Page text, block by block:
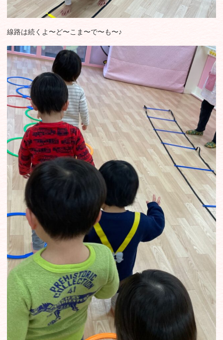
線路は続くよ〜ど〜こま〜で〜も〜♪